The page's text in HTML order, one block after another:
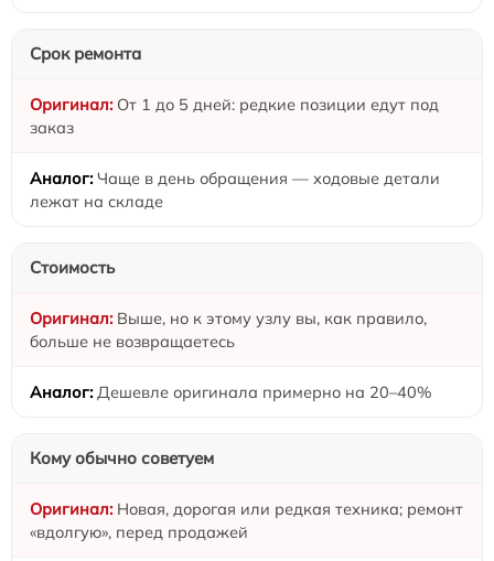
Срок ремонта
От 1 до 5 дней: редкие позиции едут под
заказ
Чаще в день обращения — ходовые детали
лежат на складе
Стоимость
Выше, но к этому узлу вы, как правило,
больше не возвращаетесь
Дешевле оригинала примерно на 20–40%
Кому обычно советуем
Новая, дорогая или редкая техника; ремонт
«вдолгую», перед продажей